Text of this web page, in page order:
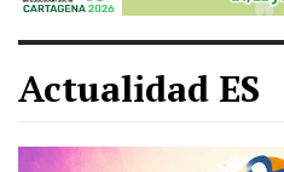
Actualidad ES